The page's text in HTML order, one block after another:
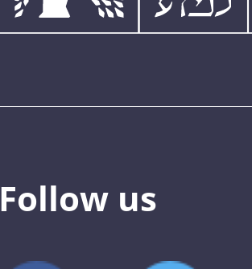
Follow us